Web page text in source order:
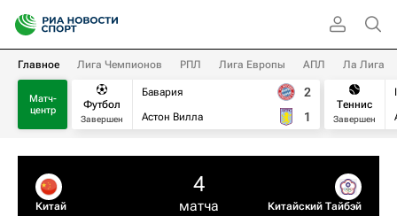
Главное Лига Чемпионов РПЛ Лига Европы АПЛ Ла Лига
Матч-
центр
Футбол
Завершен
Бавария
Астон Вилла
2
1
Теннис
Завершен
Китай
4
матча Китайский Тайбэй